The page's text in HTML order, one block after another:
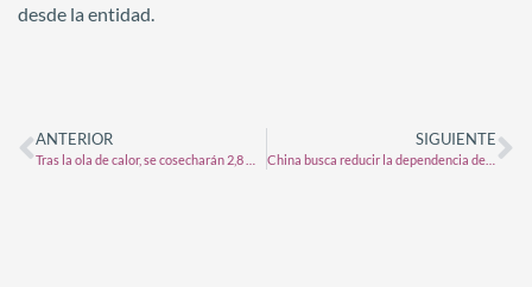
desde la entidad.
ANTERIOR SIGUIENTE
China busca reducir la dependencia del maíz estadounidense para consolidar a Sudamérica como su principal proveedor